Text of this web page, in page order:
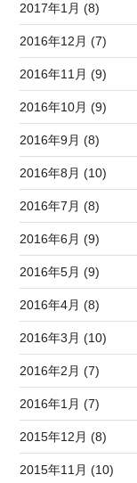
2017年1月 (8)
2016年12月 (7)
2016年11月 (9)
2016年10月 (9)
2016年9月 (8)
2016年8月 (10)
2016年7月 (8)
2016年6月 (9)
2016年5月 (9)
2016年4月 (8)
2016年3月 (10)
2016年2月 (7)
2016年1月 (7)
2015年12月 (8)
2015年11月 (10)